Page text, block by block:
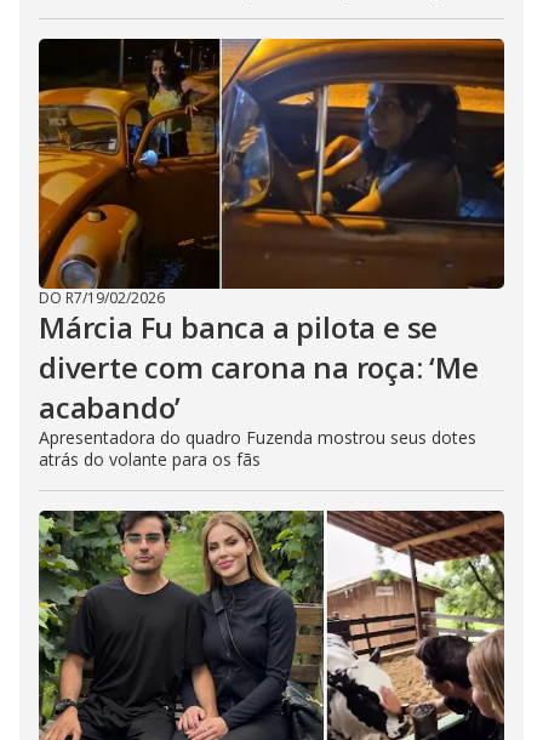
DO R7/19/02/2026
Márcia Fu banca a pilota e se
diverte com carona na roça: ‘Me
acabando’
Apresentadora do quadro Fuzenda mostrou seus dotes
atrás do volante para os fãs